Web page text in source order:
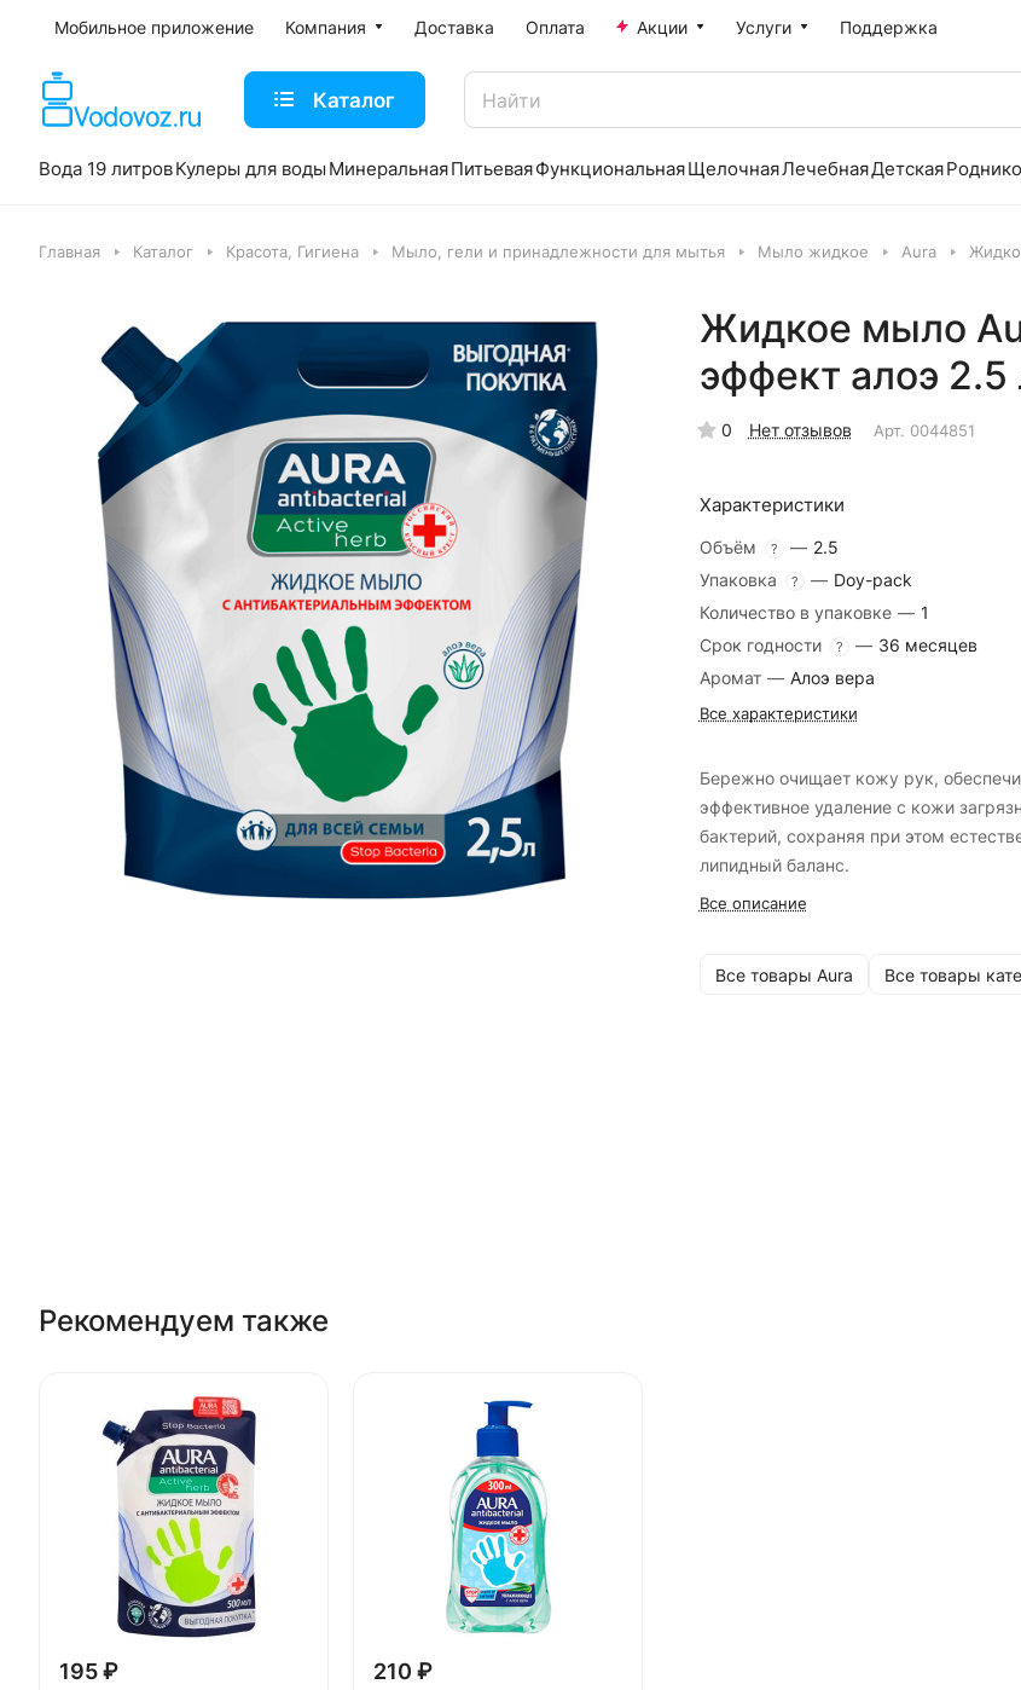
Мобильное приложение Компания Доставка Оплата Акции Услуги Поддержка
Каталог
Вода 19 литровКулеры для воды МинеральнаяПитьеваяФункциональнаяЩелочнаяЛечебнаяДетская
Главная Каталог Красота, Гигиена Мыло, гели и принадлежности для мытья Мыло жидкое Aura
Жидкое мыло
эффект алоэ 2.5
0 Нет отзывов Арт. 0044851
Характеристики
Объём ? — 2.5
Упаковка
? — Doy-pack
Количество в упаковке — 1
Срок годности
? — 36 месяцев
Аромат — Алоэ вера
Все характеристики
Бережно очищает кожу рук,
эффективное удаление с кожи
бактерий, сохраняя при этом
липидный баланс.
Все описание
Все товары Aura Все товары
Рекомендуем также
195 ₽ 210 ₽